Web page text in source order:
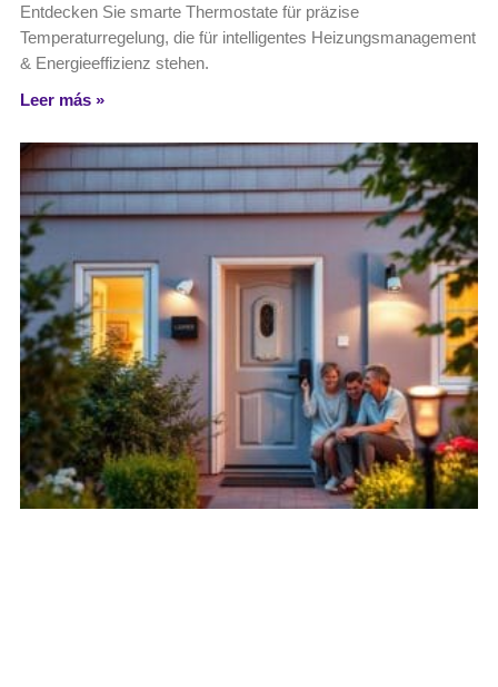
Entdecken Sie smarte Thermostate für präzise
Temperaturregelung, die für intelligentes Heizungsmanagement
& Energieeffizienz stehen.
Leer más »